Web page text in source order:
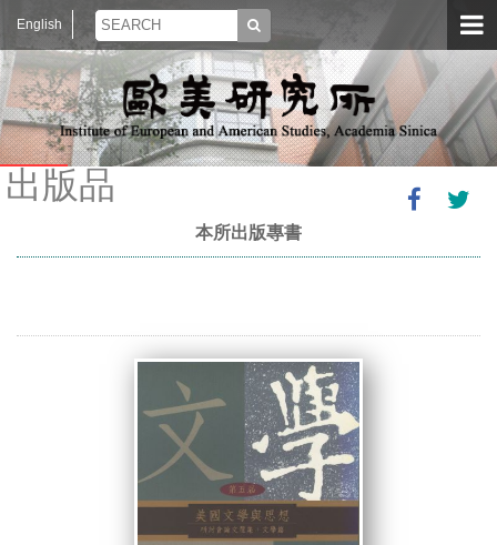
English
出版品
本所出版專書